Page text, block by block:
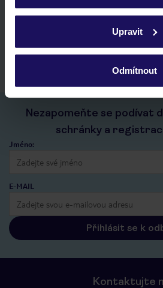
Podrobné informace o souborech
ochrany osobních údajů.Upravit
Odmítnout
seznam oblíbených nabídek a
historie vyhledávání a naposledy
kontakt s TUI a všechny
Nezapomeňte se podívat
schránky a
Jméno:
E-MAIL
Přihlásit se k
Kontaktujte